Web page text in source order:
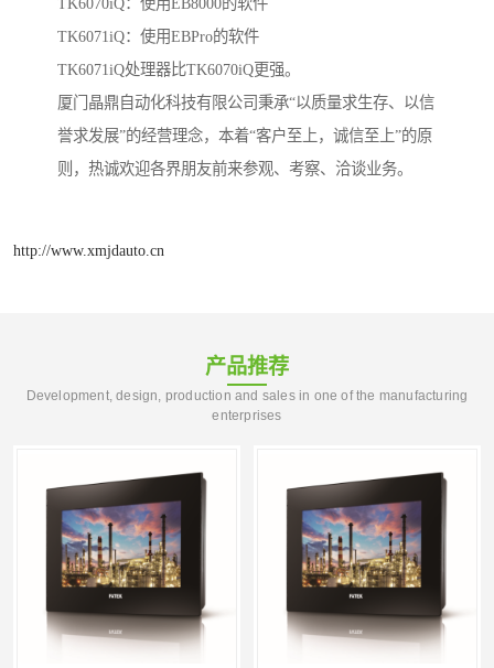
TK6071iQ：使用EBPro的软件
TK6071iQ处理器比TK6070iQ更强。
厦门晶鼎自动化科技有限公司秉承“以质量求生存、以信
誉求发展”的经营理念，本着“客户至上，诚信至上”的原
则，热诚欢迎各界朋友前来参观、考察、洽谈业务。
http://www.xmjdauto.cn
产品推荐
Development, design, production and sales in one of the manufacturing
enterprises